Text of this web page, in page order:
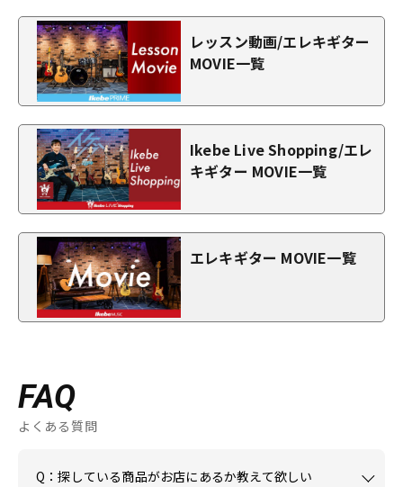
レッスン動画/エレキギター
MOVIE一覧
Ikebe Live Shopping/エレ
キギター MOVIE一覧
エレキギター MOVIE一覧
FAQ
よくある質問
Q：探している商品がお店にあるか教えて欲しい